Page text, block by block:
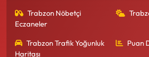
Trabzon Nöbetçi
Eczaneler
Trabzon Trafik Yoğunluk
Haritası
Puan